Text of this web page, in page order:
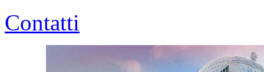
Contatti